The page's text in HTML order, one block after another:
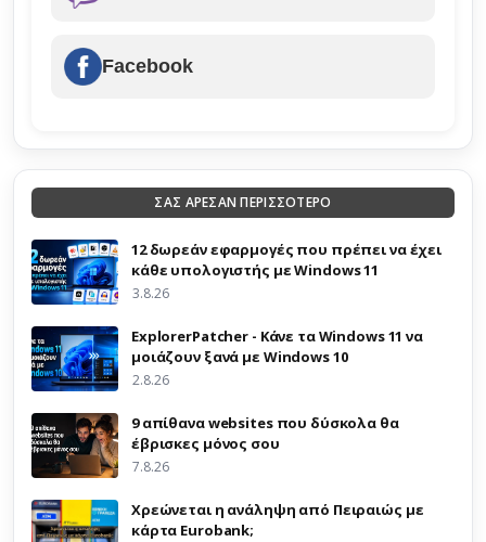
Facebook
ΣΑΣ ΑΡΕΣΑΝ ΠΕΡΙΣΣΟΤΕΡΟ
12 δωρεάν εφαρμογές που πρέπει να έχει
κάθε υπολογιστής με Windows 11
3.8.26
ExplorerPatcher - Κάνε τα Windows 11 να
μοιάζουν ξανά με Windows 10
2.8.26
9 απίθανα websites που δύσκολα θα
έβρισκες μόνος σου
7.8.26
Χρεώνεται η ανάληψη από Πειραιώς με
κάρτα Eurobank;